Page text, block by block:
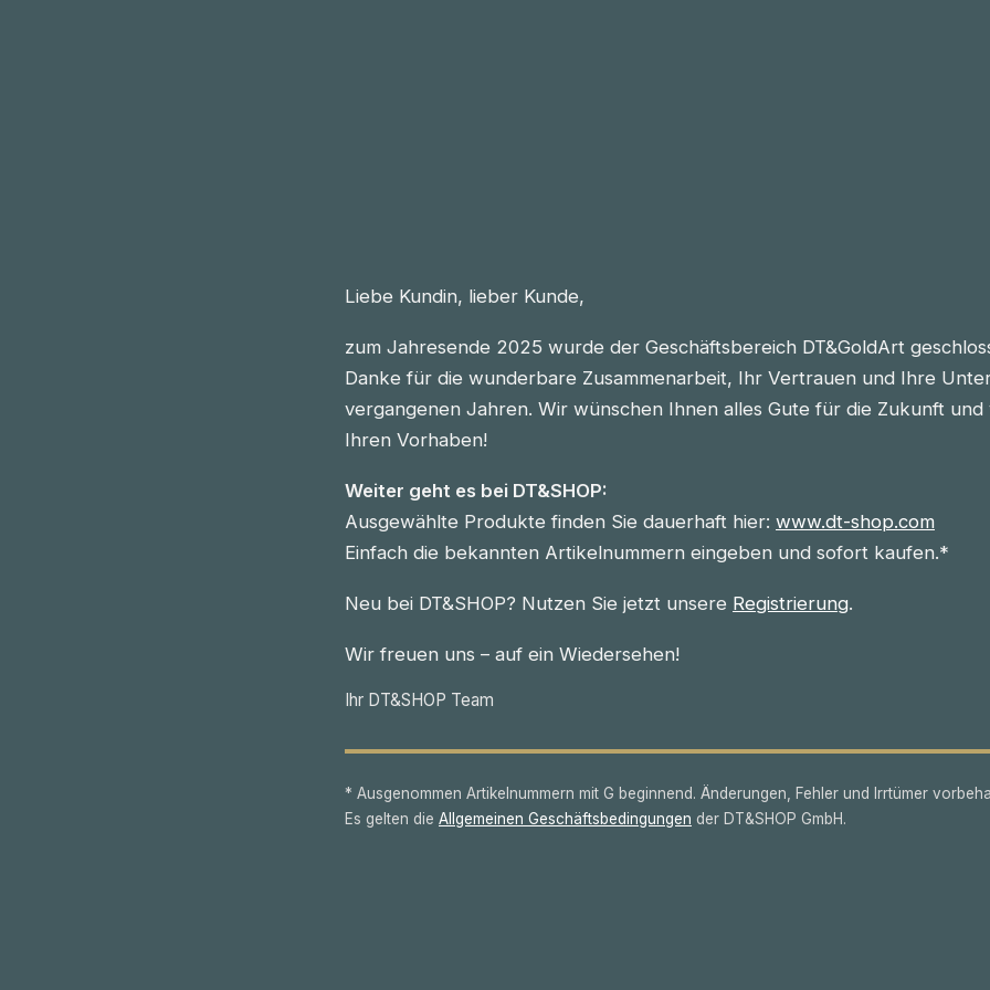
Liebe Kundin, lieber Kunde,
zum Jahresende 2025 wurde der Geschäftsbereich DT&GoldArt
Danke für die wunderbare Zusammenarbeit, Ihr Vertrauen und Ihre
vergangenen Jahren. Wir wünschen Ihnen alles Gute für die Zukunft und
Ihren Vorhaben!
Weiter geht es bei DT&SHOP:
Ausgewählte Produkte finden Sie dauerhaft hier: www.dt-shop.com
Einfach die bekannten Artikelnummern eingeben und sofort kaufen.*
Neu bei DT&SHOP? Nutzen Sie jetzt unsere Registrierung.
Wir freuen uns – auf ein Wiedersehen!
Ihr DT&SHOP Team
* Ausgenommen Artikelnummern mit G beginnend. Änderungen, Fehler und Irrtümer
Es gelten die Allgemeinen Geschäftsbedingungen der DT&SHOP GmbH.